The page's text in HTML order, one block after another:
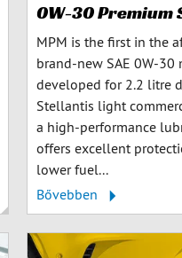
0W-30 Premium
MPM is the first in the
brand-new SAE 0W-
developed for 2.2 litre
Stellantis light
a high-performance
offers excellent
lower fuel...
Bővebben